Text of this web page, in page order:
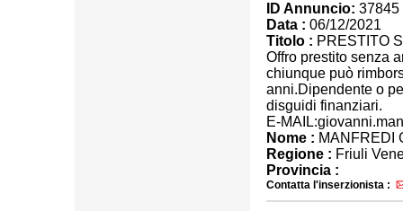
ID Annuncio: 37845
Data : 06/12/2021
Titolo : PRESTITO
Offro prestito senza
chiunque può
anni.Dipendente o
disguidi finanziari.
E-
Nome : MANFREDI
Regione : Friuli
Provincia :
Contatta l'inserzionista :